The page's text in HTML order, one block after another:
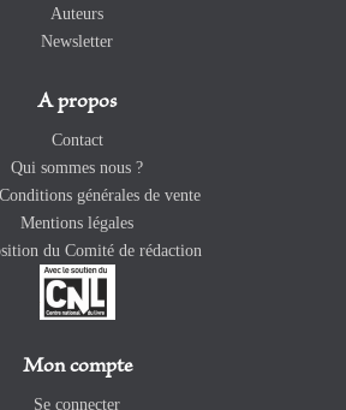
Auteurs
Newsletter
A propos
Contact
Qui sommes nous ?
générales de vente
Mentions légales
du Comité de rédaction
Mon compte
Se connecter